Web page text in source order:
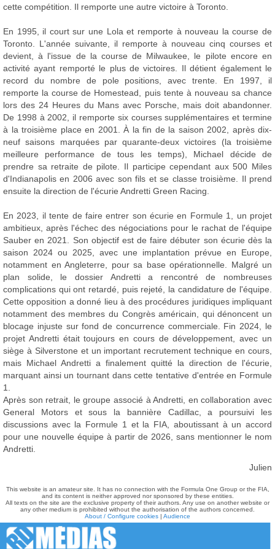
cette compétition. Il remporte une autre victoire à Toronto.
En 1995, il court sur une Lola et remporte à nouveau la course de
Toronto. L'année suivante, il remporte à nouveau cinq courses et
devient, à l'issue de la course de Milwaukee, le pilote encore en
activité ayant remporté le plus de victoires. Il détient également le
record du nombre de pole positions, avec trente. En 1997, il
remporte la course de Homestead, puis tente à nouveau sa chance
lors des 24 Heures du Mans avec Porsche, mais doit abandonner.
De 1998 à 2002, il remporte six courses supplémentaires et termine
à la troisième place en 2001. À la fin de la saison 2002, après dix-
neuf saisons marquées par quarante-deux victoires (la troisième
meilleure performance de tous les temps), Michael décide de
prendre sa retraite de pilote. Il participe cependant aux 500 Miles
d'Indianapolis en 2006 avec son fils et se classe troisième. Il prend
ensuite la direction de l'écurie Andretti Green Racing.
En 2023, il tente de faire entrer son écurie en Formule 1, un projet
ambitieux, après l'échec des négociations pour le rachat de l'équipe
Sauber en 2021. Son objectif est de faire débuter son écurie dès la
saison 2024 ou 2025, avec une implantation prévue en Europe,
notamment en Angleterre, pour sa base opérationnelle. Malgré un
plan solide, le dossier Andretti a rencontré de nombreuses
complications qui ont retardé, puis rejeté, la candidature de l'équipe.
Cette opposition a donné lieu à des procédures juridiques impliquant
notamment des membres du Congrès américain, qui dénoncent un
blocage injuste sur fond de concurrence commerciale. Fin 2024, le
projet Andretti était toujours en cours de développement, avec un
siège à Silverstone et un important recrutement technique en cours,
mais Michael Andretti a finalement quitté la direction de l'écurie,
marquant ainsi un tournant dans cette tentative d'entrée en Formule
1.
Après son retrait, le groupe associé à Andretti, en collaboration avec
General Motors et sous la bannière Cadillac, a poursuivi les
discussions avec la Formule 1 et la FIA, aboutissant à un accord
pour une nouvelle équipe à partir de 2026, sans mentionner le nom
Andretti.
Julien
This website is an amateur site. It has no connection with the Formula One Group or the FIA,
and its content is neither approved nor sponsored by these entities.
All texts on the site are the exclusive property of their authors. Any use on another website or
any other medium is prohibited without the authorisation of the authors concerned.
About / Configure cookies | Audience